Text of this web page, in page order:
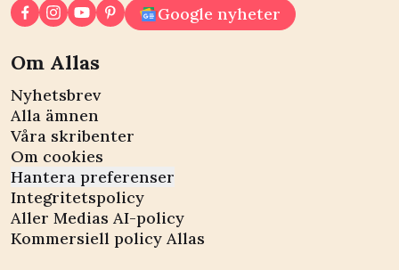
Google nyheter
Om Allas
Nyhetsbrev
Alla ämnen
Våra skribenter
Om cookies
Hantera preferenser
Integritetspolicy
Aller Medias AI-policy
Kommersiell policy Allas